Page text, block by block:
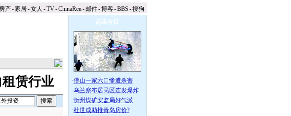
房产-家居-女人 -TV-ChinaRen-邮件-博客-BBS -搜狗
赁行业
点击今日
·佛山一家六口惨遭杀害
·乌兰察布居民区连发爆炸
·忻州煤矿安监局好气派
·杜世成助推青岛房价?